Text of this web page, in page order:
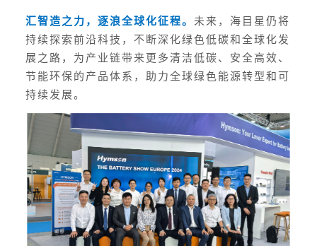
汇智造之力，逐浪全球化征程。 未来，海目星仍将
持续探索前沿科技，不断深化绿色低碳和全球化发
展之路，为产业链带来更多清洁低碳、安全高效、
节能环保的产品体系，助力全球绿色能源转型和可
持续发展。